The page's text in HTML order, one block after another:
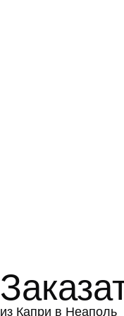
из Капри в Неаполь